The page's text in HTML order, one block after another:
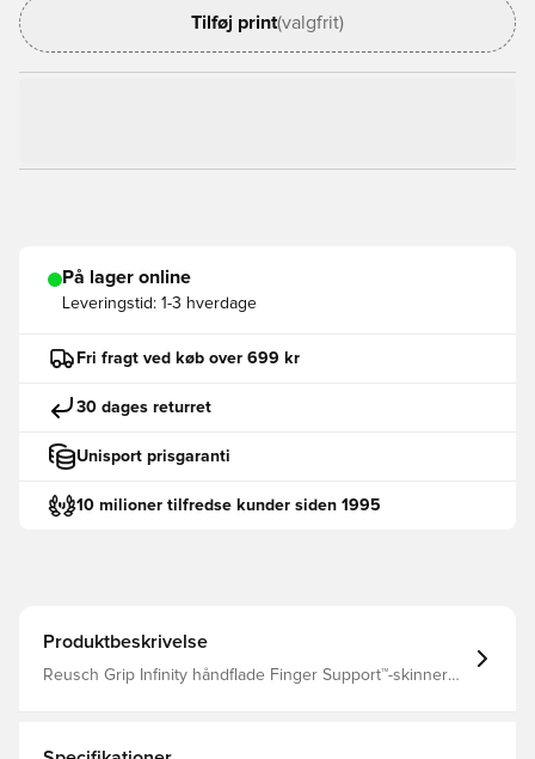
Tilføj print(valgfrit)
På lager online
Leveringstid: 1-3 hverdage
Fri fragt ved køb over 699 kr
30 dages returret
Unisport prisgaranti
10 milioner tilfredse kunder siden 1995
Produktbeskrivelse
Reusch Grip Infinity håndflade Finger Support™-skinner
din Reusch målmandshandske